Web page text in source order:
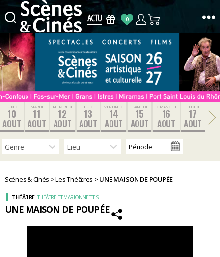
Scènes
Cinés
0
LUNDI
10
AOUT
MARDI
11
AOUT
MERCREDI
12
AOUT
JEUDI
13
AOUT
VENDREDI
14
AOUT
SAMEDI
15
AOUT
DIMANCHE
16
AOUT
LUNDI
17
AOUT
Scènes & Cinés >Les Théâtres > UNE MAISON DE POUPÉE
UNE MAISON DE POUPÉE
THÉÂTRE THÉÂTRE ET MARIONNETTES